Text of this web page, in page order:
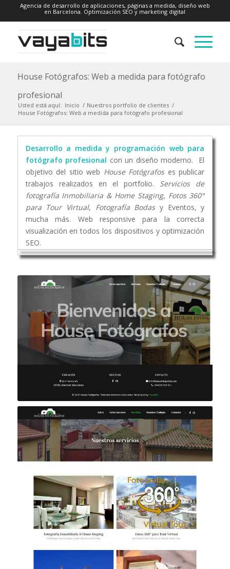
Agencia de desarrollo de aplicaciones, páginas a medida, diseño web
en Barcelona. Optimización SEO y marketing digital
House Fotógrafos: Web a medida para fotógrafo
profesional
Usted está aquí: Inicio / Nuestros portfolio de clientes /
House Fotógrafos: Web a medida para fotógrafo profesional
Desarrollo a medida y programación web para
fotógrafo profesional con un diseño moderno. El
objetivo del sitio web House Fotógrafoses publicar
trabajos realizados en el portfolio. Servicios de
fotografía Inmobiliaria & Home Staging, Fotos 360°
para Tour Virtual, Fotografía Bodasy Eventos, y
mucha más. Web responsive para la correcta
visualización en todos los dispositivos y optimización
SEO.